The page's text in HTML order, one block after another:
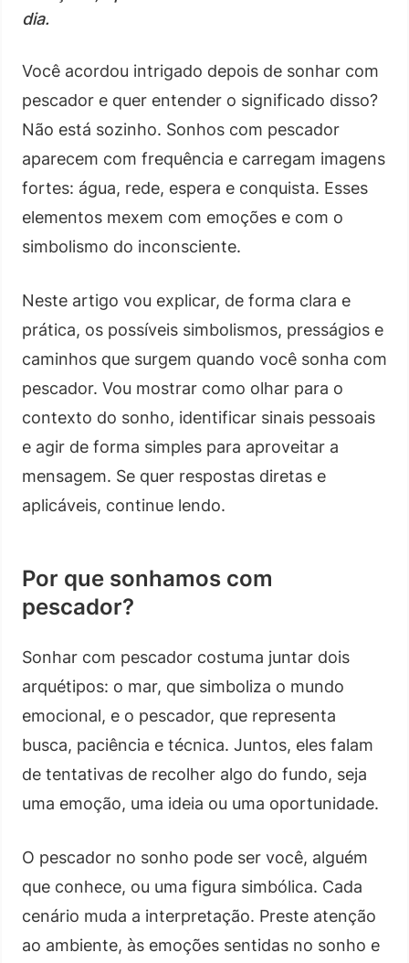
dia.
Você acordou intrigado depois de sonhar com
pescador e quer entender o significado disso?
Não está sozinho. Sonhos com pescador
aparecem com frequência e carregam imagens
fortes: água, rede, espera e conquista. Esses
elementos mexem com emoções e com o
simbolismo do inconsciente.
Neste artigo vou explicar, de forma clara e
prática, os possíveis simbolismos, presságios e
caminhos que surgem quando você sonha com
pescador. Vou mostrar como olhar para o
contexto do sonho, identificar sinais pessoais
e agir de forma simples para aproveitar a
mensagem. Se quer respostas diretas e
aplicáveis, continue lendo.
Por que sonhamos com
pescador?
Sonhar com pescador costuma juntar dois
arquétipos: o mar, que simboliza o mundo
emocional, e o pescador, que representa
busca, paciência e técnica. Juntos, eles falam
de tentativas de recolher algo do fundo, seja
uma emoção, uma ideia ou uma oportunidade.
O pescador no sonho pode ser você, alguém
que conhece, ou uma figura simbólica. Cada
cenário muda a interpretação. Preste atenção
ao ambiente, às emoções sentidas no sonho e